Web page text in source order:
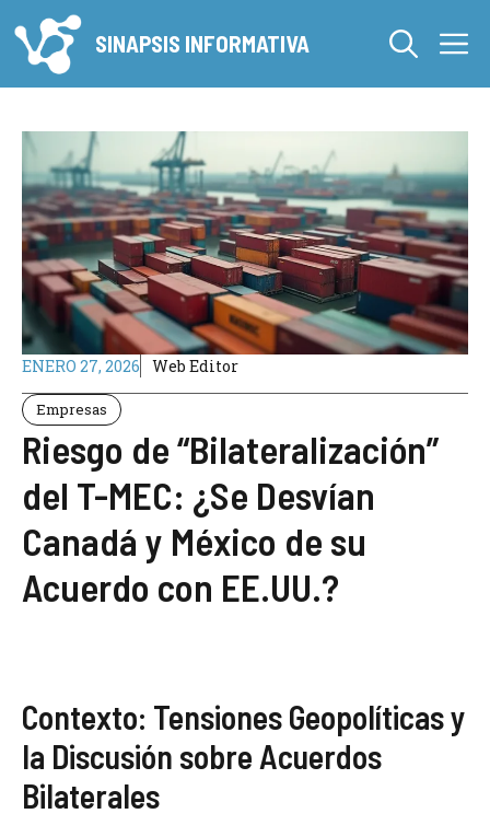
al
contenido
SINAPSIS INFORMATIVA
ENERO 27, 2026 Web Editor
Empresas
Riesgo de “Bilateralización”
del T-MEC: ¿Se Desvían
Canadá y México de su
Acuerdo con EE.UU.?
Contexto: Tensiones Geopolíticas y
la Discusión sobre Acuerdos
Bilaterales